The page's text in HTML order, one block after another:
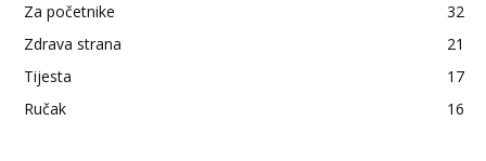
Za početnike
32
Zdrava strana
21
Tijesta
17
Ručak
16